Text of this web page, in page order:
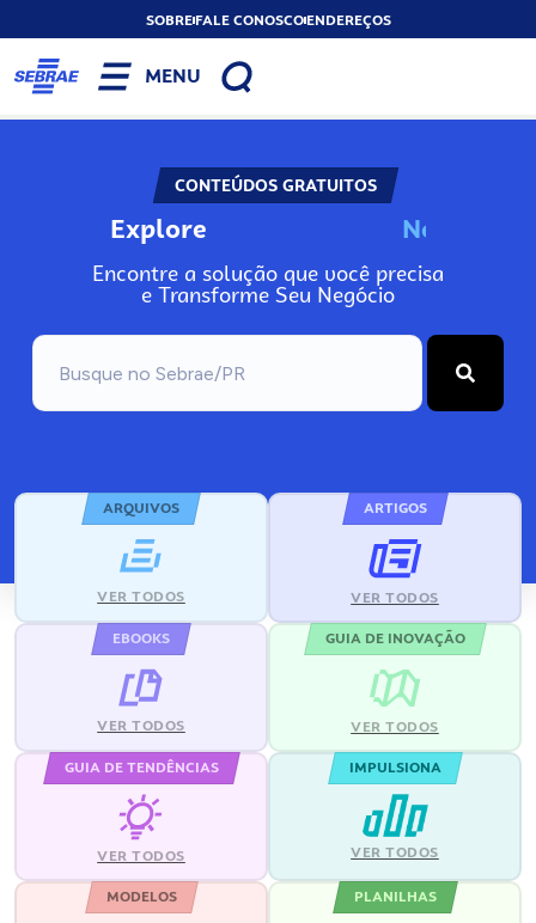
SOBREFALE CONOSCOENDEREÇOS
MENU
CONTEÚDOS GRATUITOS
Explore No
Encontre a solução que você precisa
e Transforme Seu Negócio
ARQUIVOS
VER TODOS
ARTIGOS
VER TODOS
EBOOKS
VER TODOS
GUIA DE INOVAÇÃO
VER TODOS
GUIA DE TENDÊNCIAS
VER TODOS
IMPULSIONA
VER TODOS
MODELOS PLANILHAS